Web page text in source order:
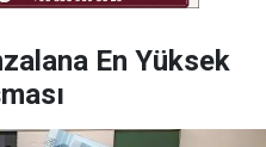
En Yüksek